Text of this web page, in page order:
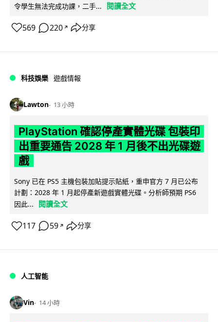
令學生無法完成功課，二手...
閱讀全文
569 220 ↗ 分享
科技娛樂 遊戲情報
Lawton 13 小時
PlayStation 確認停產實體光碟 包裝印
出重要通告 2028 年 1 月後不出光碟遊
戲
Sony 已在 PS5 主機包裝加貼提示貼紙，重申官方 7 月已公布
計劃：2028 年 1 月起停產新遊戲實體光碟。分析師預期 PS6
因此...
閱讀全文
117 59 ↗ 分享
人工智能
Vin 14 小時